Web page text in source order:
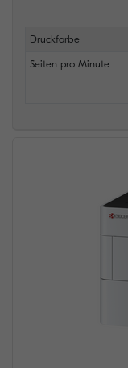
Druckfarbe
Seiten pro Minute